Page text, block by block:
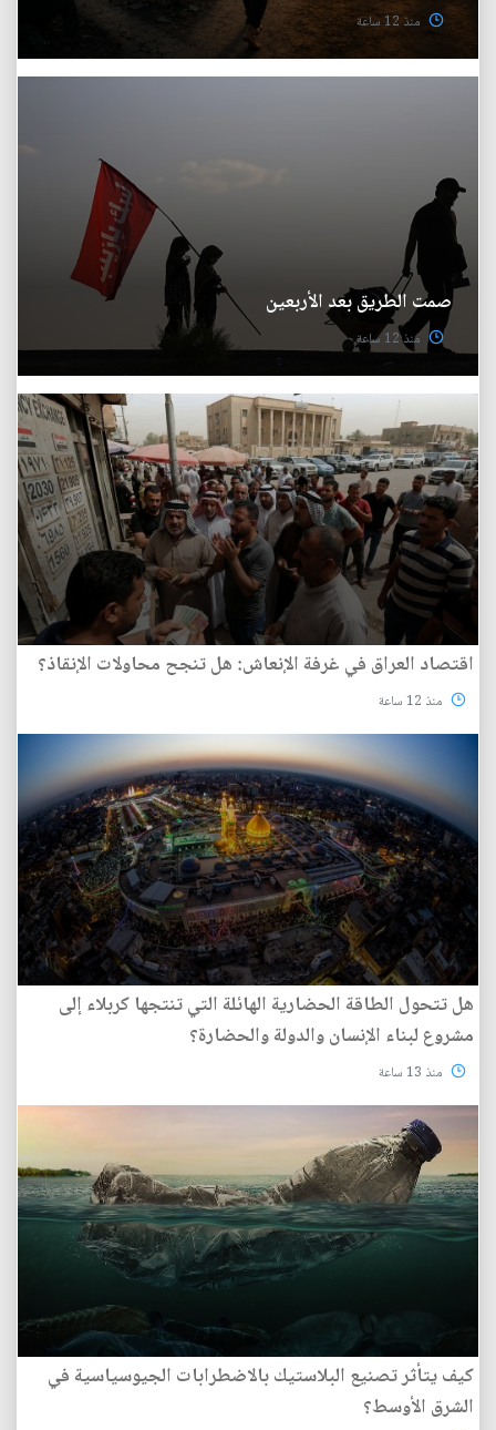
منذ 12 ساعة
صمت الطريق بعد الأربعين
منذ 12 ساعة
اقتصاد العراق في غرفة الإنعاش: هل تنجح محاولات الإنقاذ؟
منذ 12 ساعة
هل تتحول الطاقة الحضارية الهائلة التي تنتجها كربلاء إلى
مشروع لبناء الإنسان والدولة والحضارة؟
منذ 13 ساعة
كيف يتأثر تصنيع البلاستيك بالاضطرابات الجيوسياسية في
الشرق الأوسط؟